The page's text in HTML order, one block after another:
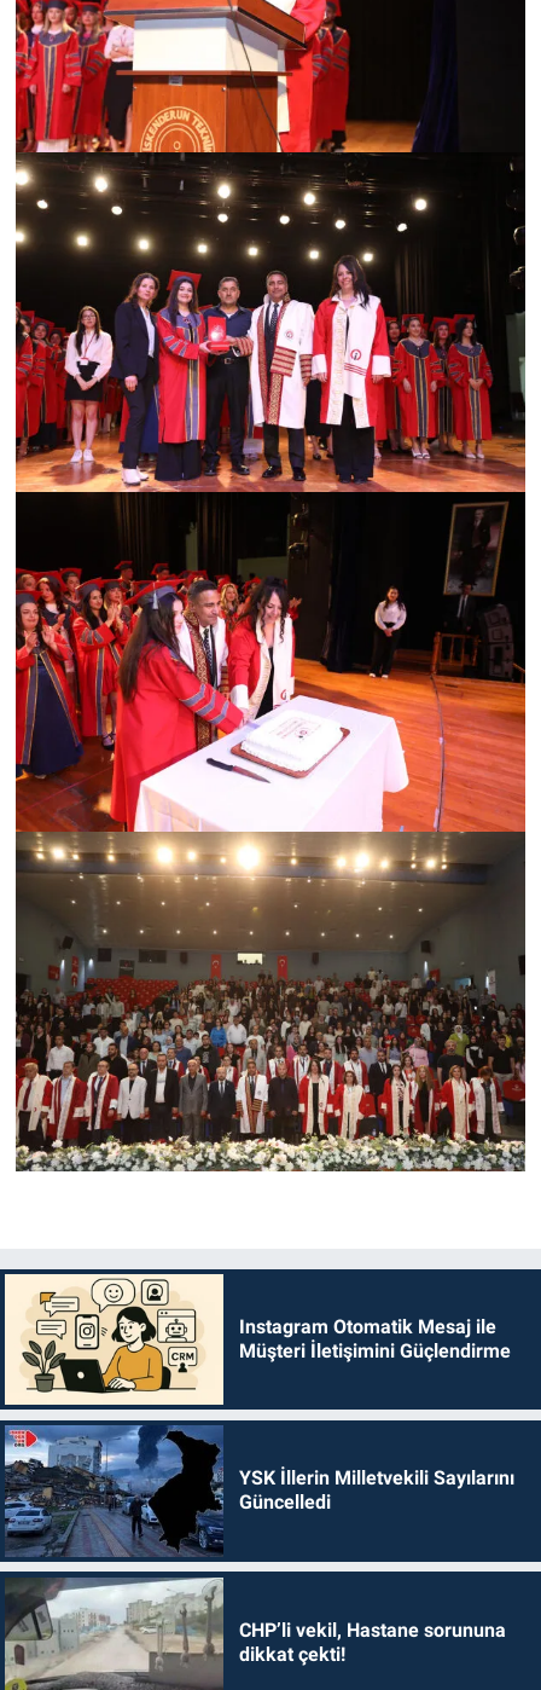
Instagram Otomatik Mesaj ile
Müşteri İletişimini Güçlendirme
YSK İllerin Milletvekili Sayılarını
Güncelledi
CHP’li vekil, Hastane sorununa
dikkat çekti!